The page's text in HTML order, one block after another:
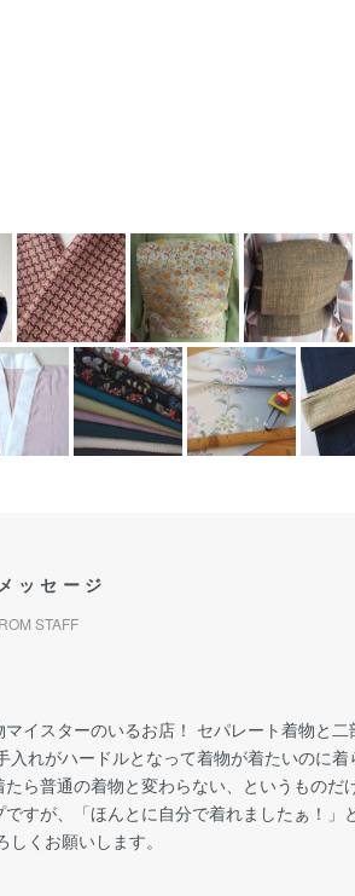
ッセージ
STAFF
イスターのいるお店！ セパレート着物と
れがハードルとなって着物が着たいのに
ら普通の着物と変わらない、というものだ
すが、「ほんとに自分で着れましたぁ！」
くお願いします。